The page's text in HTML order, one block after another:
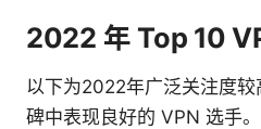
2022 年 Top 10
以下为2022年广泛关注度
碑中表现良好的 VPN 选手